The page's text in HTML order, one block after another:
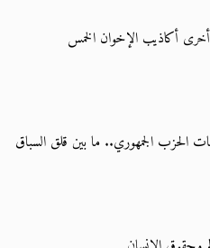
أكاذيب الإخوان الخمس
الحزب الجمهوري.. ما بين قلق السباق